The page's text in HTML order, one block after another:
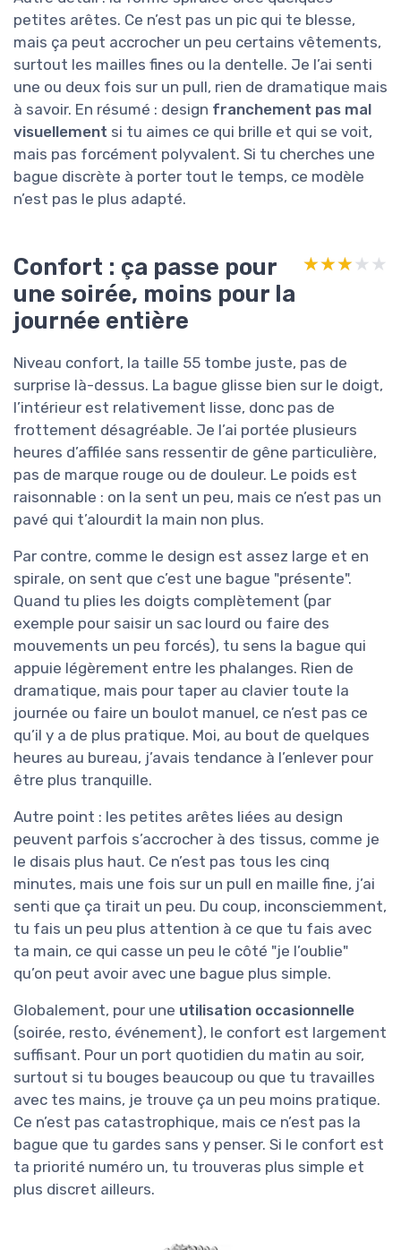
petites arêtes. Ce n’est pas un pic qui te blesse,
mais ça peut accrocher un peu certains vêtements,
surtout les mailles fines ou la dentelle. Je l’ai senti
une ou deux fois sur un pull, rien de dramatique mais
à savoir. En résumé : design franchement pas mal
visuellement si tu aimes ce qui brille et qui se voit,
mais pas forcément polyvalent. Si tu cherches une
bague discrète à porter tout le temps, ce modèle
n’est pas le plus adapté.
Confort : ça passe pour
une soirée, moins pour la
journée entière
★★★★★
★★★★★
Niveau confort, la taille 55 tombe juste, pas de
surprise là-dessus. La bague glisse bien sur le doigt,
l’intérieur est relativement lisse, donc pas de
frottement désagréable. Je l’ai portée plusieurs
heures d’affilée sans ressentir de gêne particulière,
pas de marque rouge ou de douleur. Le poids est
raisonnable : on la sent un peu, mais ce n’est pas un
pavé qui t’alourdit la main non plus.
Par contre, comme le design est assez large et en
spirale, on sent que c’est une bague "présente".
Quand tu plies les doigts complètement (par
exemple pour saisir un sac lourd ou faire des
mouvements un peu forcés), tu sens la bague qui
appuie légèrement entre les phalanges. Rien de
dramatique, mais pour taper au clavier toute la
journée ou faire un boulot manuel, ce n’est pas ce
qu’il y a de plus pratique. Moi, au bout de quelques
heures au bureau, j’avais tendance à l’enlever pour
être plus tranquille.
Autre point : les petites arêtes liées au design
peuvent parfois s’accrocher à des tissus, comme je
le disais plus haut. Ce n’est pas tous les cinq
minutes, mais une fois sur un pull en maille fine, j’ai
senti que ça tirait un peu. Du coup, inconsciemment,
tu fais un peu plus attention à ce que tu fais avec
ta main, ce qui casse un peu le côté "je l’oublie"
qu’on peut avoir avec une bague plus simple.
Globalement, pour une utilisation occasionnelle
(soirée, resto, événement), le confort est largement
suffisant. Pour un port quotidien du matin au soir,
surtout si tu bouges beaucoup ou que tu travailles
avec tes mains, je trouve ça un peu moins pratique.
Ce n’est pas catastrophique, mais ce n’est pas la
bague que tu gardes sans y penser. Si le confort est
ta priorité numéro un, tu trouveras plus simple et
plus discret ailleurs.